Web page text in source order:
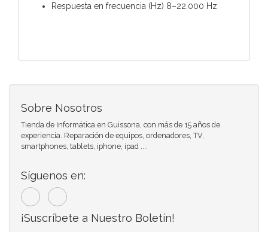
Respuesta en frecuencia (Hz) 8–22.000 Hz
Sobre Nosotros
Tienda de Informática en Guissona, con más de 15 años de
experiencia. Reparación de equipos, ordenadores, TV,
smartphones, tablets, iphone, ipad ....
Síguenos en:
¡Suscríbete a Nuestro Boletín!